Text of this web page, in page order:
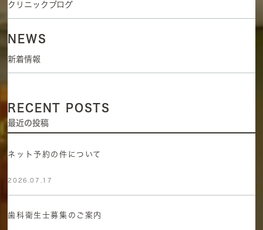
クリニックブログ
NEWS
新着情報
RECENT POSTS
最近の投稿
ネット予約の件について
2026.07.17
歯科衛生士募集のご案内